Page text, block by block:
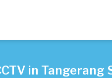
in Tangerang